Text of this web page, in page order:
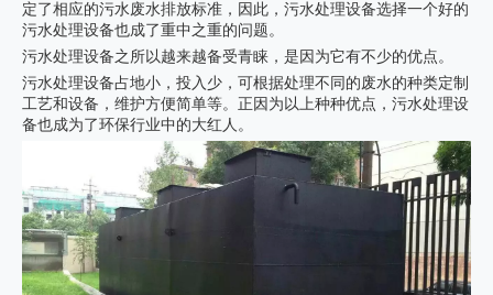
定了相应的污水废水排放标准，因此，污水处理设备选择一个好的
污水处理设备也成了重中之重的问题。
污水处理设备之所以越来越备受青睐，是因为它有不少的优点。
污水处理设备占地小，投入少，可根据处理不同的废水的种类定制
工艺和设备，维护方便简单等。正因为以上种种优点，污水处理设
备也成为了环保行业中的大红人。